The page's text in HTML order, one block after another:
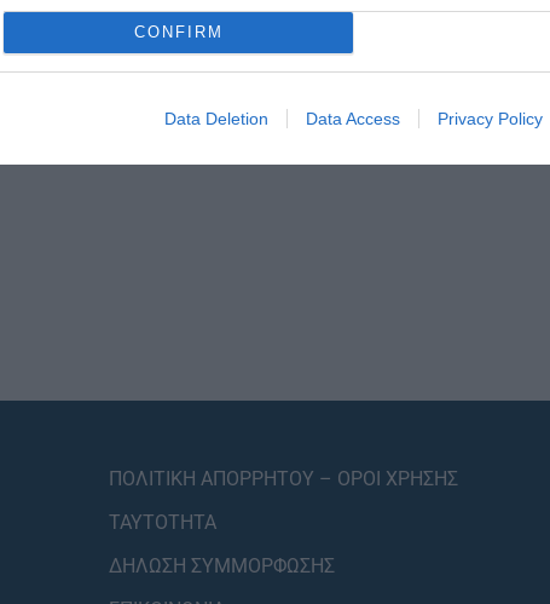
CONFIRM
Data Deletion Data Access Privacy Policy
ΠΟΛΙΤΙΚΗ ΑΠΟΡΡΗΤΟΥ – ΟΡΟΙ ΧΡΗΣΗΣ
ΤΑΥΤΟΤΗΤΑ
ΔΗΛΩΣΗ ΣΥΜΜΟΡΦΩΣΗΣ